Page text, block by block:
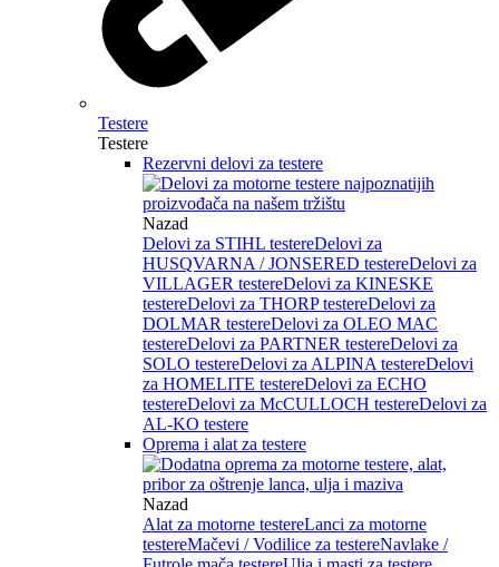
Testere
Testere
Rezervni delovi za testere
Nazad
Delovi za STIHL testereDelovi za
HUSQVARNA / JONSERED testereDelovi za
VILLAGER testereDelovi za KINESKE
testereDelovi za THORP testereDelovi za
DOLMAR testereDelovi za OLEO MAC
testereDelovi za PARTNER testereDelovi za
SOLO testereDelovi za ALPINA testereDelovi
za HOMELITE testereDelovi za ECHO
testereDelovi za McCULLOCH testereDelovi za
AL-KO testere
Oprema i alat za testere
Nazad
Alat za motorne testereLanci za motorne
testereMačevi / Vodilice za testereNavlake /